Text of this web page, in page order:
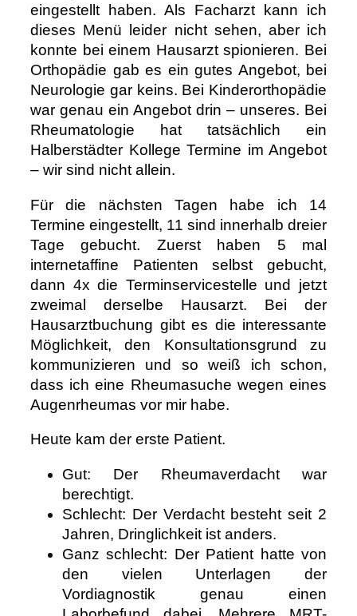
eingestellt haben. Als Facharzt kann ich
dieses Menü leider nicht sehen, aber ich
konnte bei einem Hausarzt spionieren. Bei
Orthopädie gab es ein gutes Angebot, bei
Neurologie gar keins. Bei Kinderorthopädie
war genau ein Angebot drin – unseres. Bei
Rheumatologie hat tatsächlich ein
Halberstädter Kollege Termine im Angebot
– wir sind nicht allein.
Für die nächsten Tagen habe ich 14
Termine eingestellt, 11 sind innerhalb dreier
Tage gebucht. Zuerst haben 5 mal
internetaffine Patienten selbst gebucht,
dann 4x die Terminservicestelle und jetzt
zweimal derselbe Hausarzt. Bei der
Hausarztbuchung gibt es die interessante
Möglichkeit, den Konsultationsgrund zu
kommunizieren und so weiß ich schon,
dass ich eine Rheumasuche wegen eines
Augenrheumas vor mir habe.
Heute kam der erste Patient.
Gut: Der Rheumaverdacht war
berechtigt.
Schlecht: Der Verdacht besteht seit 2
Jahren, Dringlichkeit ist anders.
Ganz schlecht: Der Patient hatte von
den vielen Unterlagen der
Vordiagnostik genau einen